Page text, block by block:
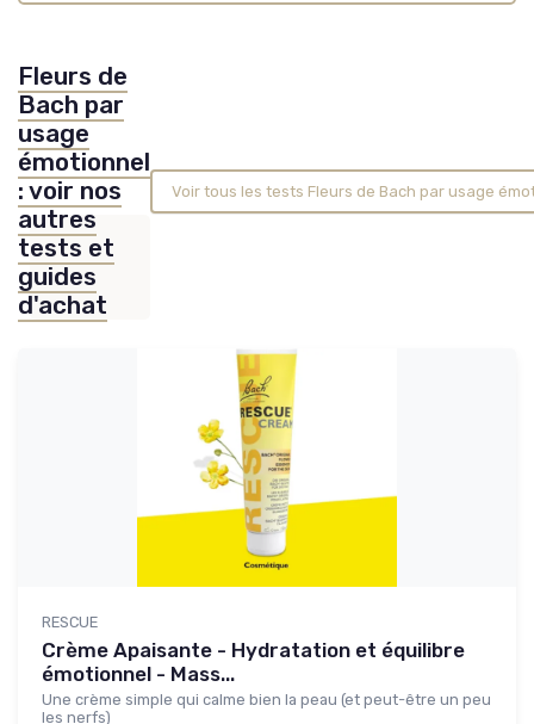
Fleurs de
Bach par
usage
émotionnel
: voir nos
autres
tests et
guides
d'achat
Voir tous les tests Fleurs de Bach par usage
RESCUE
Crème Apaisante - Hydratation et équilibre
émotionnel - Mass...
Une crème simple qui calme bien la peau (et peut-être un peu
les nerfs)